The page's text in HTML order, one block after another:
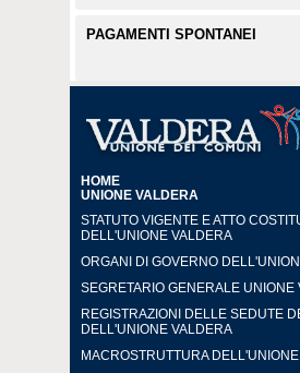
PAGAMENTI SPONTANEI
HOME
UNIONE VALDERA
STATUTO VIGENTE E ATTO
DELL'UNIONE VALDERA
ORGANI DI GOVERNO
SEGRETARIO GENERALE UNIONE
REGISTRAZIONI DELLE SEDUTE
DELL'UNIONE VALDERA
MACROSTRUTTURA DELL'UNIONE